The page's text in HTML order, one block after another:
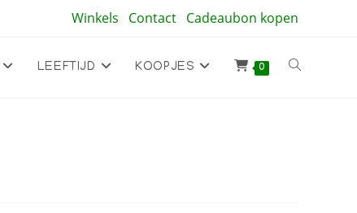
Winkels Contact Cadeaubon kopen
LEEFTIJD KOOPJES 0 Toggle